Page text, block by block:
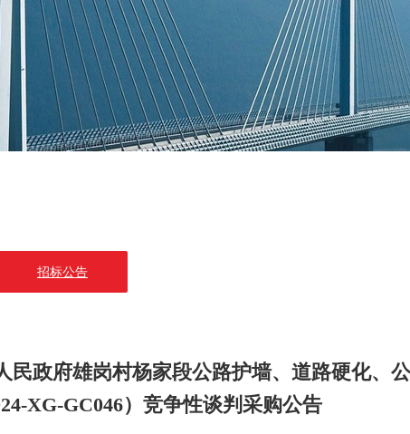
招标公告
政府雄岗村杨家段公路护墙、道路硬化、
XG-GC046）竞争性谈判采购公告